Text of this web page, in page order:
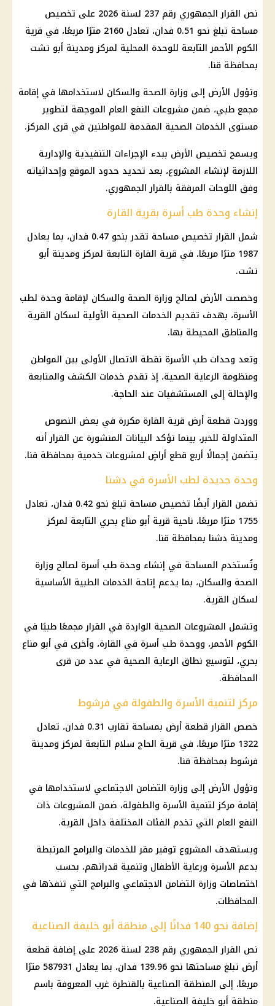
نص القرار الجمهوري رقم 237 لسنة 2026 على تخصيص
مساحة تبلغ نحو 0.51 فدان، تعادل 2160 مترًا مربعًا، في قرية
الكوم الأحمر التابعة للوحدة المحلية لمركز ومدينة أبو تشت
بمحافظة قنا.
وتؤول الأرض إلى وزارة الصحة والسكان لاستخدامها في إقامة
مجمع طبي، ضمن مشروعات النفع العام الموجهة لتطوير
مستوى الخدمات الصحية المقدمة للمواطنين في قرى المركز.
ويسمح تخصيص الأرض ببدء الإجراءات التنفيذية والإدارية
اللازمة لإنشاء المشروع، بعد تحديد حدود الموقع وإحداثياته
وفق اللوحات المرفقة بالقرار الجمهوري.
إنشاء وحدة طب أسرة بقرية القارة
شمل القرار تخصيص مساحة تقدر بنحو 0.47 فدان، بما يعادل
1987 مترًا مربعًا، في قرية القارة التابعة لمركز ومدينة أبو
تشت.
وخصصت الأرض لصالح وزارة الصحة والسكان لإقامة وحدة لطب
الأسرة، بهدف تقديم الخدمات الصحية الأولية لسكان القرية
والمناطق المحيطة بها.
وتعد وحدات طب الأسرة نقطة الاتصال الأولى بين المواطن
ومنظومة الرعاية الصحية، إذ تقدم خدمات الكشف والمتابعة
والإحالة إلى المستشفيات عند الحاجة.
ووردت قطعة أرض قرية القارة مكررة في بعض النصوص
المتداولة للخبر، بينما تؤكد البيانات المنشورة عن القرار أنه
يتضمن إجمالًا أربع قطع أراضٍ لمشروعات خدمية بمحافظة قنا.
وحدة جديدة لطب الأسرة في دشنا
تضمن القرار أيضًا تخصيص مساحة تبلغ نحو 0.42 فدان، تعادل
1755 مترًا مربعًا، ناحية قرية أبو مناع بحري التابعة لمركز
ومدينة دشنا بمحافظة قنا.
وتُستخدم المساحة في إنشاء وحدة طب أسرة لصالح وزارة
الصحة والسكان، بما يدعم إتاحة الخدمات الطبية الأساسية
لسكان القرية.
وتشمل المشروعات الصحية الواردة في القرار مجمعًا طبيًا في
الكوم الأحمر، ووحدة طب أسرة في القارة، وأخرى في أبو مناع
بحري، لتوسيع نطاق الرعاية الصحية في عدد من قرى
المحافظة.
مركز لتنمية الأسرة والطفولة في فرشوط
خصص القرار قطعة أرض بمساحة تقارب 0.31 فدان، تعادل
1322 مترًا مربعًا، في قرية الحاج سلام التابعة لمركز ومدينة
فرشوط بمحافظة قنا.
وتؤول الأرض إلى وزارة التضامن الاجتماعي لاستخدامها في
إقامة مركز لتنمية الأسرة والطفولة، ضمن المشروعات ذات
النفع العام التي تخدم الفئات المختلفة داخل القرية.
ويستهدف المشروع توفير مقر للخدمات والبرامج المرتبطة
بدعم الأسرة ورعاية الأطفال وتنمية قدراتهم، بحسب
اختصاصات وزارة التضامن الاجتماعي والبرامج التي تنفذها في
المحافظات.
إضافة نحو 140 فدانًا إلى منطقة أبو خليفة الصناعية
نص القرار الجمهوري رقم 238 لسنة 2026 على إضافة قطعة
أرض تبلغ مساحتها نحو 139.96 فدان، بما يعادل 587931 مترًا
مربعًا، إلى المنطقة الصناعية بالقنطرة غرب المعروفة باسم
منطقة أبو خليفة الصناعية.